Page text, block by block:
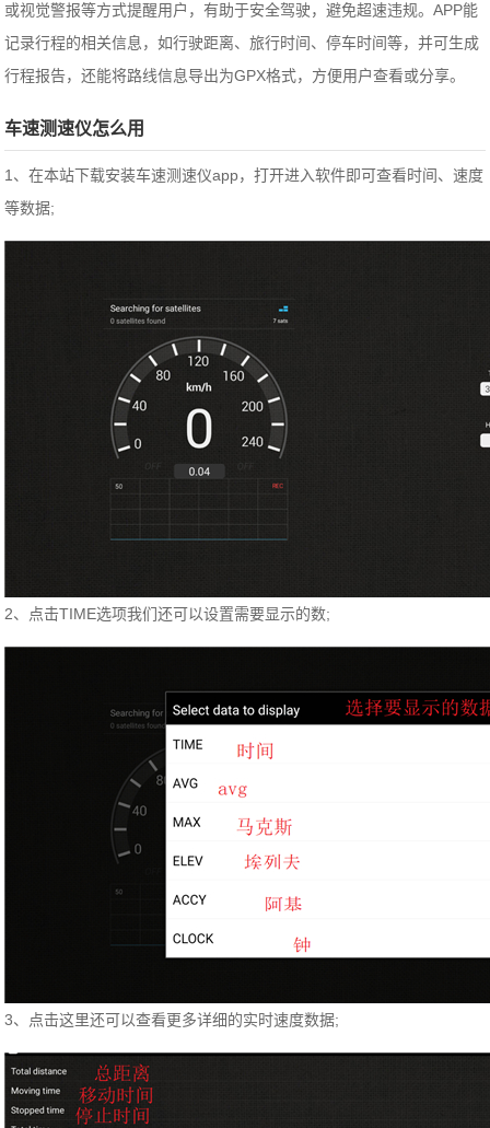
或视觉警报等方式提醒用户，有助于安全驾驶，避免超速违规。APP能
记录行程的相关信息，如行驶距离、旅行时间、停车时间等，并可生成
行程报告，还能将路线信息导出为GPX格式，方便用户查看或分享。
车速测速仪怎么用
1、在本站下载安装车速测速仪app，打开进入软件即可查看时间、速度
等数据;
2、点击TIME选项我们还可以设置需要显示的数;
3、点击这里还可以查看更多详细的实时速度数据;